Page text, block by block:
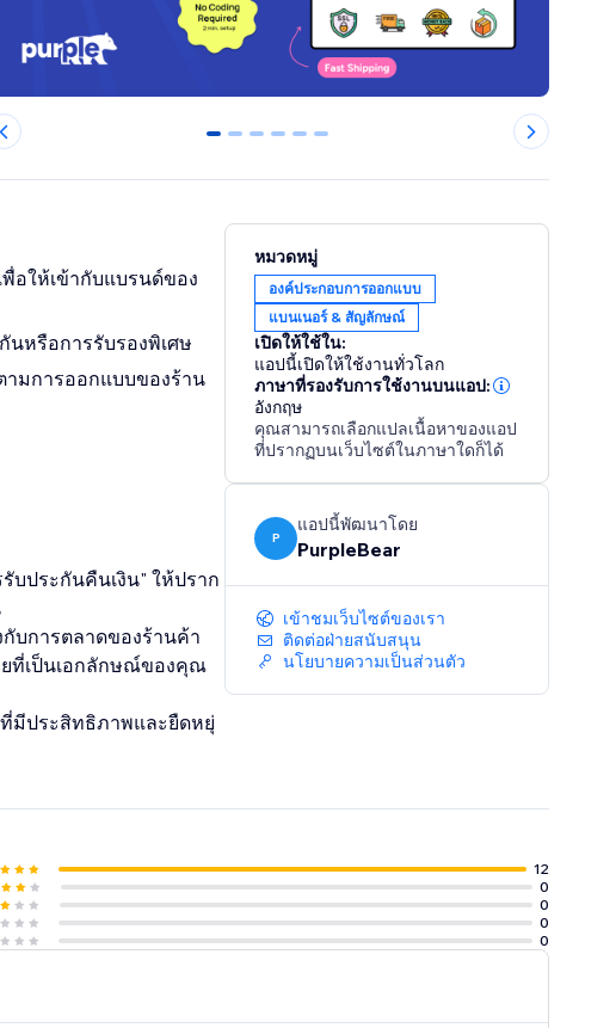
0 1 2 3 4 5
พื่อให้เข้ากับแบรนด์ของ
นหรือการรับรองพิเศษ
ามการออกแบบของร้าน
บประกันคืนเงิน" ให้ปราก
บการตลาดของร้านค้า
ที่เป็นเอกลักษณ์ของคุณ
มีประสิทธิภาพและยืดหยุ่
หมวดหมู่
องค์ประกอบการออกแบบ
แบนเนอร์ & สัญลักษณ์
เปิดให้ใช้ใน:
แอปนี้เปิดให้ใช้งานทั่วโลก
ภาษาที่รองรับการใช้งานบนแอป:
อังกฤษ
คุณสามารถเลือกแปลเนื้อหาของแอป
ที่ปรากฏบนเว็บไซต์ในภาษาใดก็ได้
P
แอปนี้พัฒนาโดย
PurpleBear
เข้าชมเว็บไซต์ของเรา
ติดต่อฝ่ายสนับสนุน
นโยบายความเป็นส่วนตัว
12
0
0
0
0